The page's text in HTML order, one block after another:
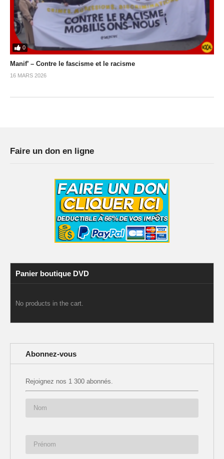
0
Manif’ – Contre le fascisme et le racisme
16 MARS 2026
Faire un don en ligne
Panier boutique DVD
No products in the cart.
Abonnez-vous
Rejoignez nos 1 300 abonnés.